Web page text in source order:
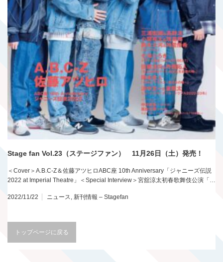
Stage fan Vol.23（ステージファン） 11月26日（土）発売！
＜Cover＞A.B.C-Z＆佐藤アツヒロABC座 10th Anniversary「ジャニーズ伝説
2022 at Imperial Theatre」＜Special Interview＞宮舘涼太初春歌舞伎公演「…
2022/11/22 ニュース, 新刊情報 – Stagefan
トップページに戻る